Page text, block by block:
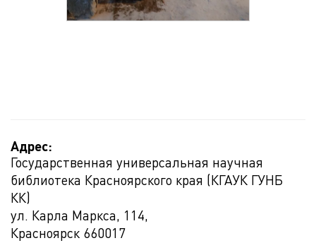
Адрес:
Государственная универсальная научная
библиотека Красноярского края (КГАУК ГУНБ
КК)
ул. Карла Маркса, 114,
Красноярск 660017